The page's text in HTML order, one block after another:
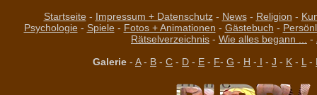
Startseite- Impressum + Datenschutz- News- Religion -
Psychologie- Spiele- Fotos + Animationen - Gästebuch -
Rätselverzeichnis - Wie alles begann ... -
Galerie - A- B - C - D - E - F- G - H - I - J - K - L -